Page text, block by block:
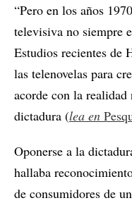
“Pero en los años
televisiva no siempre
Estudios recientes de
las telenovelas para
acorde con la
dictadura (lea en
Oponerse a la
hallaba
de consumidores de